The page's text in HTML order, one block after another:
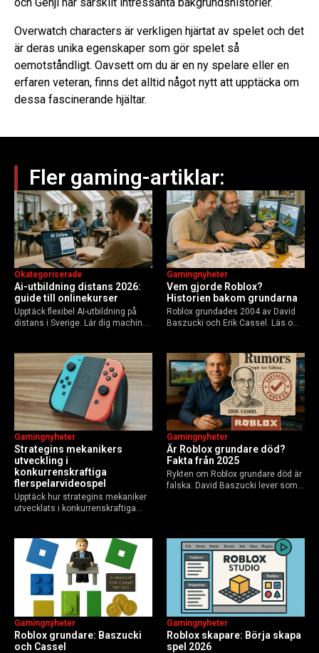
Overwatch characters är verkligen hjärtat av spelet och det
är deras unika egenskaper som gör spelet så
oemotståndligt. Oavsett om du är en ny spelare eller en
erfaren veteran, finns det alltid något nytt att upptäcka om
dessa fascinerande hjältar.
Fler gaming-artiklar:
Ai-utbildning distans 2026:
guide till onlinekurser
Okategoriserade
Upptäck flexibel AI-utbildning på
distans i Sverige. Lär dig machine
Guide för nybörjare och
yrkesverksamma som vill bygga…
Vem gjorde Roblox?
Historien bakom grundarna
Gamingnyheter
Roblox grundades 2004 av David
Baszucki och Erik Cassel. Läs om
användare 2025, och vad som
händer inför 2026.
Strategins mekanikers
utveckling i
konkurrenskraftiga
flerspelarvideospel
Gamingnyheter
Upptäck hur strategins mekaniker
utvecklats i konkurrenskraftiga
AI-drivna innovationer.
Är Roblox grundare död?
Fakta från 2025
Gamingnyheter
Rykten om Roblox grundare död är
falska. David Baszucki lever som
Roblox grundare: Baszucki
och Cassel
Gamingnyheter
Roblox skapare: Börja skapa
spel 2026
Gamingnyheter